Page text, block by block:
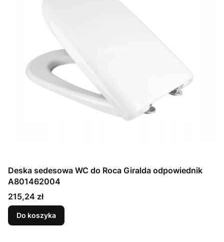
Deska sedesowa WC do Roca Giralda odpowiednik
A801462004
Cena
215,24 zł
Do koszyka